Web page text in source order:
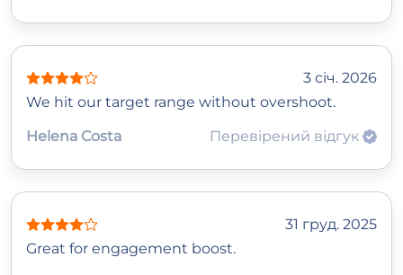
3 січ. 2026
We hit our target range without overshoot.
Helena Costa
Перевірений відгук
31 груд. 2025
Great for engagement boost.